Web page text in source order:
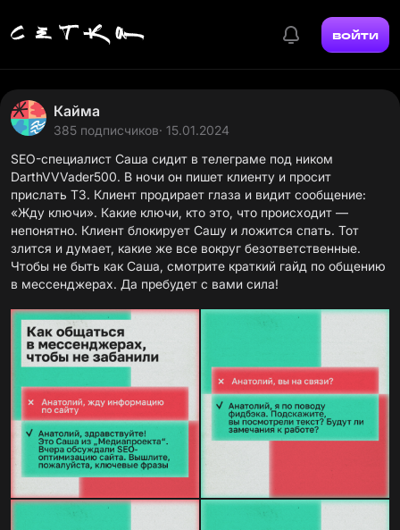
войти
Кайма
385 подписчиков· 15.01.2024
SEO-специалист Саша сидит в телеграме под ником
DarthVVVader500. В ночи он пишет клиенту и просит
прислать ТЗ. Клиент продирает глаза и видит сообщение:
«Жду ключи». Какие ключи, кто это, что происходит —
непонятно. Клиент блокирует Сашу и ложится спать. Тот
злится и думает, какие же все вокруг безответственные.
Чтобы не быть как Саша, смотрите краткий гайд по общению
в мессенджерах. Да пребудет с вами сила!